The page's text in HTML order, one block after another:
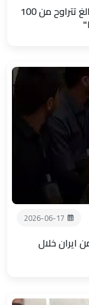
شملت 250 عائلة: العتبة الحسينية توزع مبالغ تتراوح من 100
2026-06-17
ايران خلال